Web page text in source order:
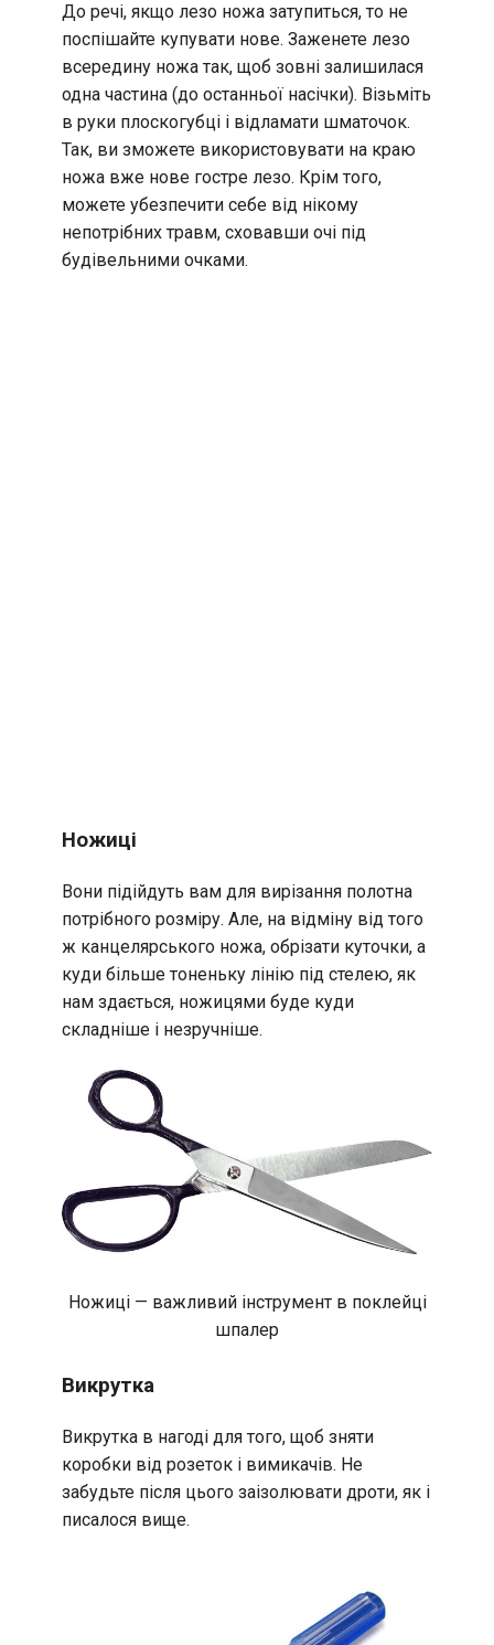
До речі, якщо лезо ножа затупиться, то не
поспішайте купувати нове. Заженете лезо
всередину ножа так, щоб зовні залишилася
одна частина (до останньої насічки). Візьміть
в руки плоскогубці і відламати шматочок.
Так, ви зможете використовувати на краю
ножа вже нове гостре лезо. Крім того,
можете убезпечити себе від нікому
непотрібних травм, сховавши очі під
будівельними очками.
Ножиці
Вони підійдуть вам для вирізання полотна
потрібного розміру. Але, на відміну від того
ж канцелярського ножа, обрізати куточки, а
куди більше тоненьку лінію під стелею, як
нам здається, ножицями буде куди
складніше і незручніше.
Ножиці — важливий інструмент в поклейці
шпалер
Викрутка
Викрутка в нагоді для того, щоб зняти
коробки від розеток і вимикачів. Не
забудьте після цього заізолювати дроти, як і
писалося вище.